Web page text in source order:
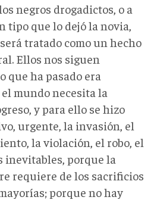
negros drogadictos, o a
tipo que lo dejó la novia,
tratado como un hecho
Ellos nos siguen
que ha pasado era
mundo necesita la
y para ello se hizo
urgente, la invasión, el
la violación, el robo, el
inevitables, porque la
requiere de los sacrificios
porque no hay